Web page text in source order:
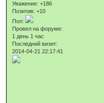
Уважение: +186
Позитив: +10
Пол:
Провел на форуме:
1 день 1 час
Последний визит:
2014-04-21 22:17:41